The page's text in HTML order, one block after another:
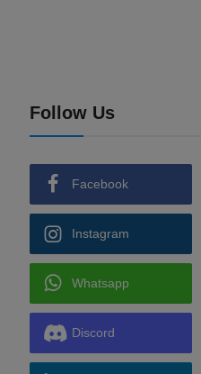
Follow Us
Facebook
Instagram
Whatsapp
Discord